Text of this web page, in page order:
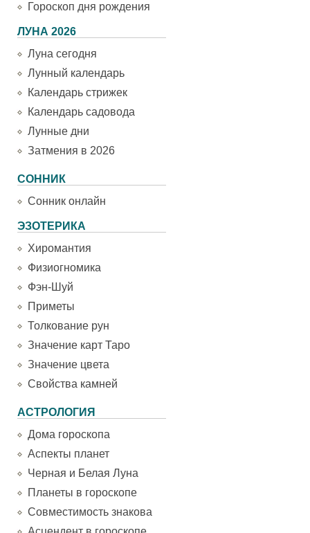
Гороскоп дня рождения
ЛУНА 2026
Луна сегодня
Лунный календарь
Календарь стрижек
Календарь садовода
Лунные дни
Затмения в 2026
СОННИК
Сонник онлайн
ЭЗОТЕРИКА
Хиромантия
Физиогномика
Фэн-Шуй
Приметы
Толкование рун
Значение карт Таро
Значение цвета
Свойства камней
АСТРОЛОГИЯ
Дома гороскопа
Аспекты планет
Черная и Белая Луна
Планеты в гороскопе
Совместимость знакова